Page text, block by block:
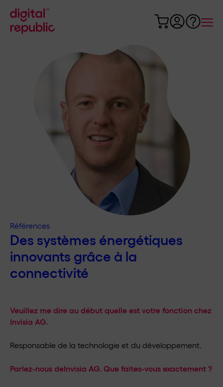
Références
Des systèmes énergétiques
innovants grâce à la
connectivité
Veuillez me dire au début quelle est votre fonction chez
Invisia AG.
Responsable de la technologie et du développement.
Parlez-nous deInvisia AG. Que faites-vous exactement ?